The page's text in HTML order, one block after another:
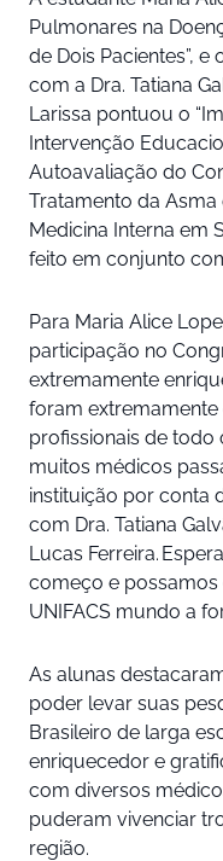
Pulmonares na
de Dois Pacientes”,
com a Dra. Tatiana
Larissa pontuou o
Intervenção
Autoavaliação do
Tratamento da Asma
Medicina Interna em
feito em conjunto
Para Maria Alice
participação no
extremamente
foram
profissionais de todo
muitos médicos
instituição por conta
com Dra. Tatiana
Lucas Ferreira.
começo e
UNIFACS mundo a
As alunas
poder levar suas
Brasileiro de larga
enriquecedor e
com diversos
puderam vivenciar
região.